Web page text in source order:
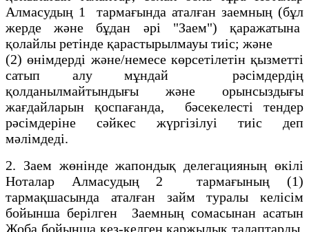
Алмасудың 1 тармағында аталған заемның (бұл
жерде және бұдан әрi "Заем") қаражатына
қолайлы ретiнде қарастырылмауы тиiс; және
(2) өнiмдердi және/немесе көрсетiлетiн қызметтi
сатып алу мұндай рәсімдердiң
қолданылмайтындығы және орынсыздығы
жағдайларын қоспағанда, бәсекелестi тендер
рәсiмдерiне сәйкес жүргiзiлуi тиiс деп
мәлiмдедi.
2. Заем жөнiнде жапондық делегацияның өкiлi
Ноталар Алмасудың 2 тармағының (1)
тармақшасында аталған займ туралы келiсiм
бойынша берiлген Заемның сомасынан асатын
Жоба бойынша кез-келген қаржылық талаптарды